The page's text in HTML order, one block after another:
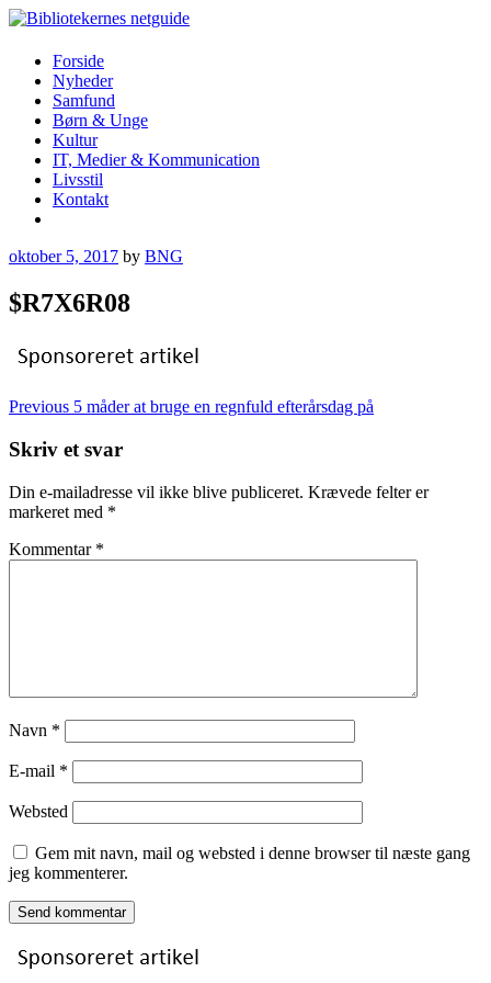
Skip
content
Bibliotekernes netguide
Forside
Nyheder
Samfund
Børn & Unge
Kultur
IT, Medier & Kommunication
Livsstil
Kontakt
oktober 5, 2017 by BNG
$R7X6R08
Indlægsnavigation
Previous 5 måder at bruge en regnfuld efterårsdag på
Skriv et svar
Din e-mailadresse vil ikke blive publiceret. Krævede felter er
markeret med *
Kommentar *
Navn *
E-mail *
Websted
Gem mit navn, mail og websted i denne browser til næste gang
jeg kommenterer.